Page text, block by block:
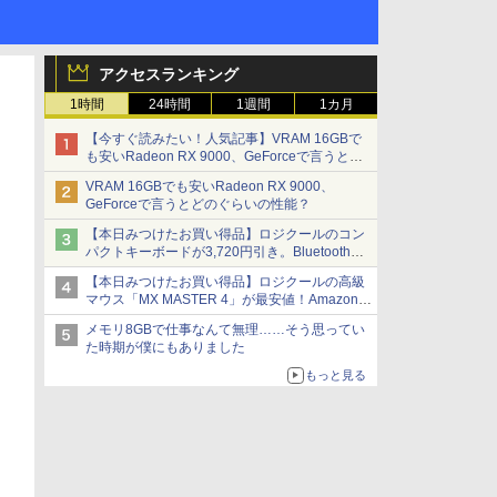
アクセスランキング
1時間 24時間 1週間 1カ月
【今すぐ読みたい！人気記事】VRAM 16GBで
も安いRadeon RX 9000、GeForceで言うとど
のぐらいの性能？ - PC Watch
VRAM 16GBでも安いRadeon RX 9000、
GeForceで言うとどのぐらいの性能？
【本日みつけたお買い得品】ロジクールのコン
パクトキーボードが3,720円引き。Bluetoothで3
台接続対応
【本日みつけたお買い得品】ロジクールの高級
マウス「MX MASTER 4」が最安値！Amazonで
3千円弱の割引
メモリ8GBで仕事なんて無理……そう思ってい
た時期が僕にもありました
もっと見る